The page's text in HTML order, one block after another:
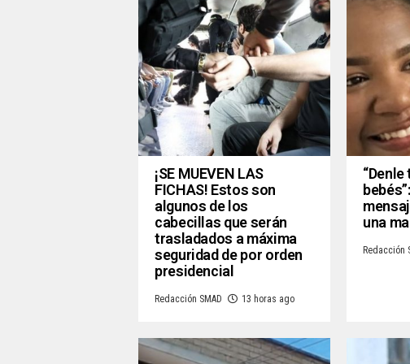
¡SE MUEVEN LAS
FICHAS! Estos son
algunos de los
cabecillas que serán
trasladados a máxima
seguridad de por orden
presidencial
Redacción SMAD 13 horas ago
una
Redacción